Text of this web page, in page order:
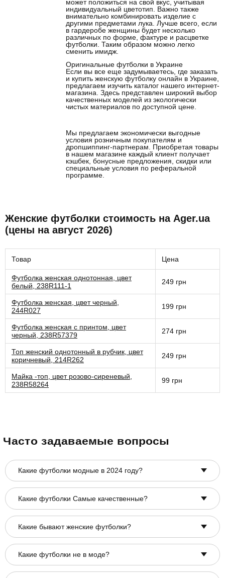
может положиться на свой вкус, учитывая
индивидуальный цветотип. Важно также
внимательно комбинировать изделие с
другими предметами лука. Лучше всего, если
в гардеробе женщины будет несколько
различных по форме, фактуре и расцветке
футболки. Таким образом можно легко
сменить имидж.
Оригинальные футболки в Украине
Если вы все еще задумываетесь, где заказать
и купить женскую футболку онлайн в Украине,
предлагаем изучить каталог нашего интернет-
магазина. Здесь представлен широкий выбор
качественных моделей из экологически
чистых материалов по доступной цене.
Мы предлагаем экономически выгодные
условия розничным покупателям и
дропшиппинг-партнерам. Приобретая товары
в нашем магазине каждый клиент получает
кэшбек, бонусные предложения, скидки или
специальные условия по реферальной
программе.
Женские футболки стоимость на Ager.ua
(цены на август 2026)
Товар Цена
Футболка женская однотонная, цвет
белый, 238R111-1
249 грн
Футболка женская, цвет черный,
244R027
199 грн
Футболка женская с принтом, цвет
черный, 238R57379
274 грн
Топ женский однотонный в рубчик, цвет
коричневый, 214R262
249 грн
Майка -топ, цвет розово-сиреневый,
238R58264
99 грн
Часто задаваемые вопросы
Какие футболки модные в 2024 году?
Какие футболки Самые качественные?
Какие бывают женские футболки?
Какие футболки не в моде?